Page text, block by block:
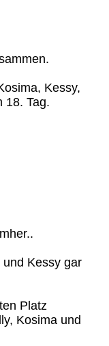
Kessy,
18. Tag.
Kessy gar
Platz
Kosima und